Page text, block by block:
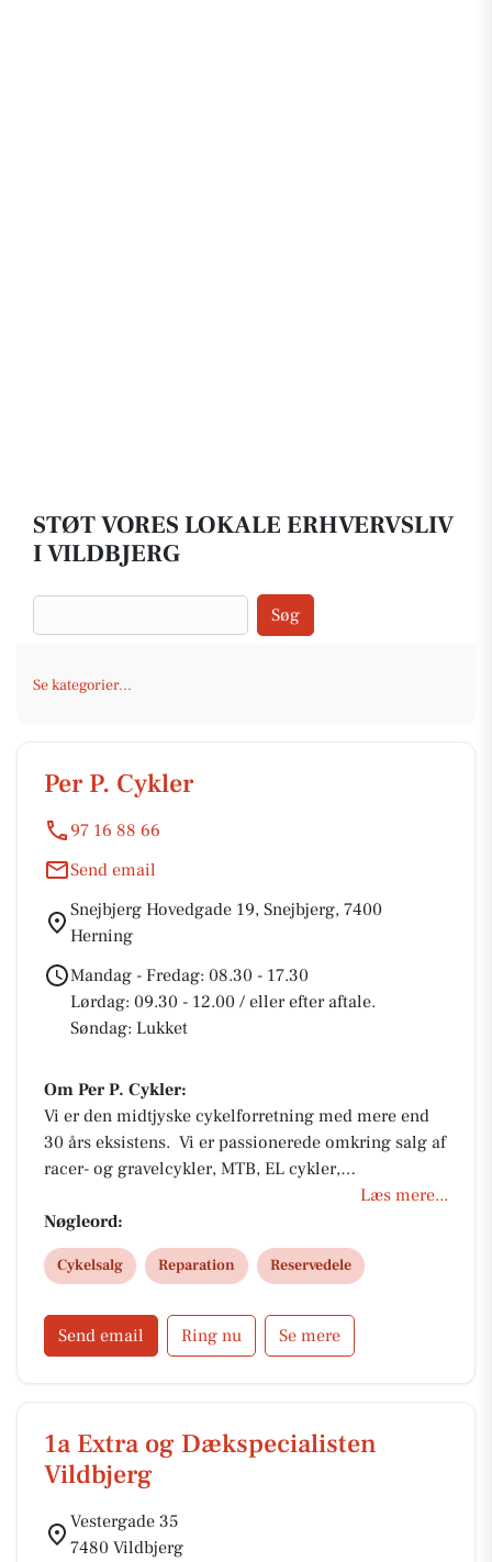
STØT VORES LOKALE ERHVERVSLIV
I VILDBJERG
Søg
Se kategorier...
Per P. Cykler
97 16 88 66
Send email
Snejbjerg Hovedgade 19, Snejbjerg, 7400
Herning
Mandag - Fredag: 08.30 - 17.30
Lørdag: 09.30 - 12.00 / eller efter aftale.
Søndag: Lukket
Om Per P. Cykler:
Vi er den midtjyske cykelforretning med mere end
30 års eksistens. Vi er passionerede omkring salg af
racer- og gravelcykler, MTB, EL cykler,
hverdagscykler, tilbehør og meget mere. Vores 5-
stjernede certificerede butik og cykelværksted står
klar til at servicere dig og din cykel.
Læs mere...
Nøgleord:
Cykelsalg Reparation Reservedele
Send email Ring nu Se mere
1a Extra og Dækspecialisten
Vildbjerg
Vestergade 35
7480 Vildbjerg